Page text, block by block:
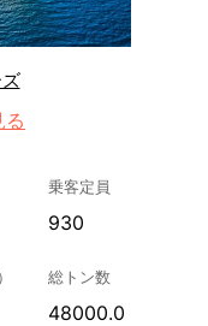
乗客定員
930
総トン数
48000.0